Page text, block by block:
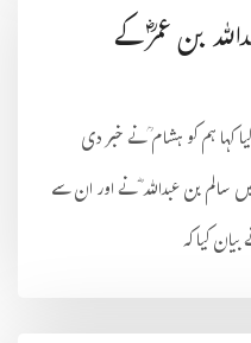
بن عمرؓ کے
کہا ہم کو ہشام ؒنے خبر دی
سالم بن عبداللہ ؓنے اور ان سے